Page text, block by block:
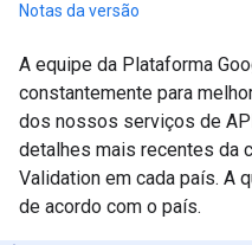
Notas da versão
A equipe da Plataforma
constantemente para
dos nossos serviços de
detalhes mais recentes da
Validation em cada país. A
de acordo com o país.